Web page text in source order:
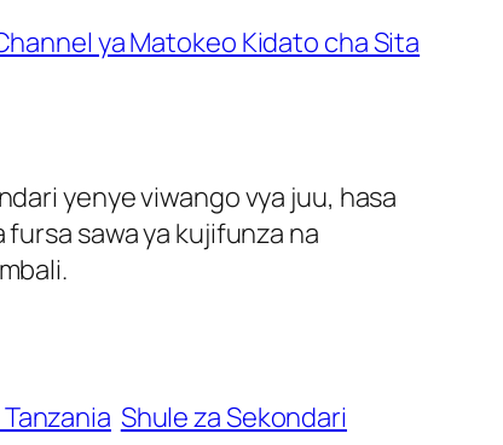
ya Matokeo Kidato cha Sita
yenye viwango vya juu, hasa
fursa sawa ya kujifunza na
Shule za Sekondari